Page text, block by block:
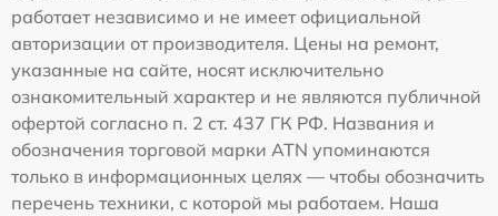
работает независимо и не имеет официальной
авторизации от производителя. Цены на ремонт,
указанные на сайте, носят исключительно
ознакомительный характер и не являются публичной
офертой согласно п. 2 ст. 437 ГК РФ. Названия и
обозначения торговой марки ATN упоминаются
только в информационных целях — чтобы обозначить
перечень техники, с которой мы работаем. Наша